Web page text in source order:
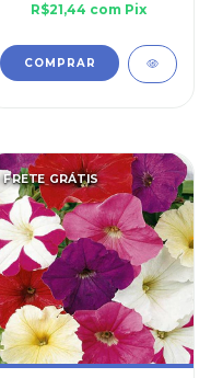
R$21,44 com Pix
FRETE GRÁTIS